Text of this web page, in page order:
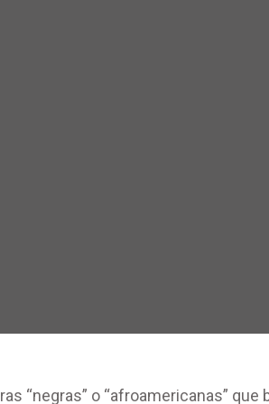
“negras” o “afroamericanas” que